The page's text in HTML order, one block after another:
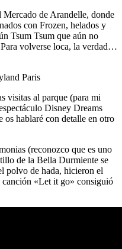
de Arandelle, donde
con Frozen, helados y
Tsum Tsum que aún no
volverse loca, la verdad…
visitas al parque (para mi
Disney Dreams
os hablaré con detalle en otro
(reconozco que es uno
de la Bella Durmiente se
polvo de hada, hicieron el
«Let it go» consiguió